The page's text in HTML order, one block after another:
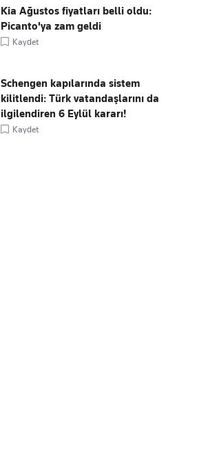
Kia Ağustos fiyatları belli oldu:
Picanto'ya zam geldi
Kaydet
Schengen kapılarında sistem
kilitlendi: Türk vatandaşlarını da
ilgilendiren 6 Eylül kararı!
Kaydet